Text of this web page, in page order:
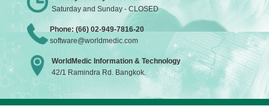
Saturday and Sunday - CLOSED
Phone: (66) 02-949-7816-20
software@worldmedic.com
WorldMedic Information & Technology
42/1 Ramindra Rd. Bangkok.